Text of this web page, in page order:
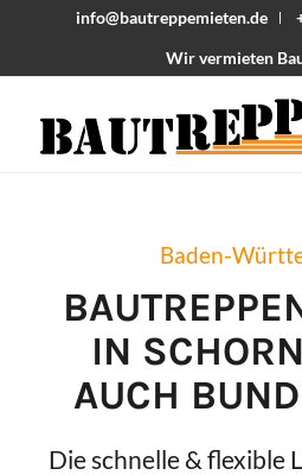
info@bautreppemieten.de
Wir vermieten
Baden-
IN
AUCH
Die schnelle & flexible